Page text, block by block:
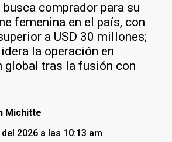
comprador para su
femenina en el país, con
a USD 30 millones;
la operación en
global tras la fusión con
Michitte
2026 a las 10:13 am